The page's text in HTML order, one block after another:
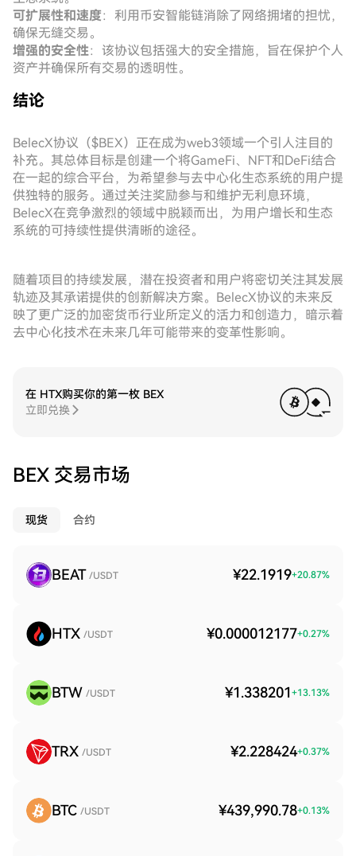
可扩展性和速度：利用币安智能链消除了网络拥堵的担忧，
确保无缝交易。
增强的安全性：该协议包括强大的安全措施，旨在保护个人
资产并确保所有交易的透明性。
结论
BelecX协议（$BEX）正在成为web3领域一个引人注目的
补充。其总体目标是创建一个将GameFi、NFT和DeFi结合
在一起的综合平台，为希望参与去中心化生态系统的用户提
供独特的服务。通过关注奖励参与和维护无利息环境，
BelecX在竞争激烈的领域中脱颖而出，为用户增长和生态
系统的可持续性提供清晰的途径。
随着项目的持续发展，潜在投资者和用户将密切关注其发展
轨迹及其承诺提供的创新解决方案。BelecX协议的未来反
映了更广泛的加密货币行业所定义的活力和创造力，暗示着
去中心化技术在未来几年可能带来的变革性影响。
在 HTX购买你的第一枚 BEX
立即兑换
BEX 交易市场
现货 合约
BEAT /USDT ¥22.1919+20.87%
HTX /USDT ¥0.000012177+0.27%
BTW /USDT ¥1.338201 +13.13%
TRX /USDT ¥2.228424+0.37%
BTC /USDT ¥439,990.78+0.13%